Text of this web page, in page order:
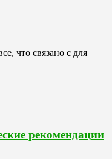
что связано с для
рекомендации